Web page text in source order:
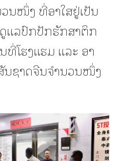
ນໜຶ່ງ ທີ່ອາໃສຢູ່ເປັນ
ແລປົກປັກຮັກສາຕຶກ
ທີ່ໂຮງແຮມ ແລະ ອາ
ນຊາດຈີນຈຳນວນໜຶ່ງ